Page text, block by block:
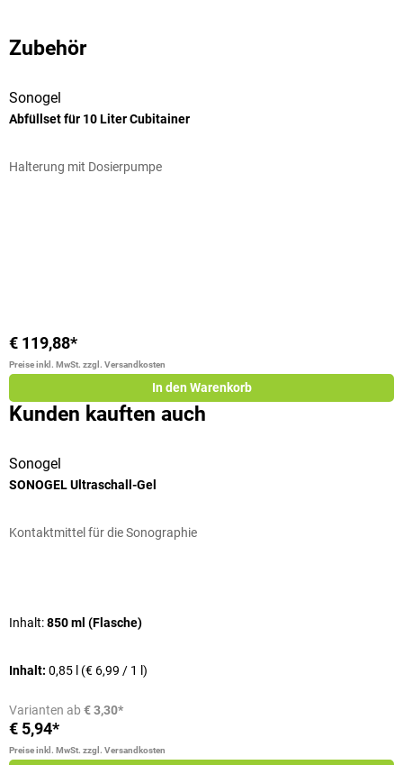
Zubehör
Sonogel
Abfüllset für 10 Liter Cubitainer
Halterung mit Dosierpumpe
€ 119,88*
Preise inkl. MwSt. zzgl. Versandkosten
In den Warenkorb
Kunden kauften auch
Sonogel
SONOGEL Ultraschall-Gel
Kontaktmittel für die Sonographie
Inhalt:850 ml (Flasche)
Inhalt: 0,85 l (€ 6,99 / 1 l)
Varianten ab € 3,30*
€ 5,94*
Preise inkl. MwSt. zzgl. Versandkosten